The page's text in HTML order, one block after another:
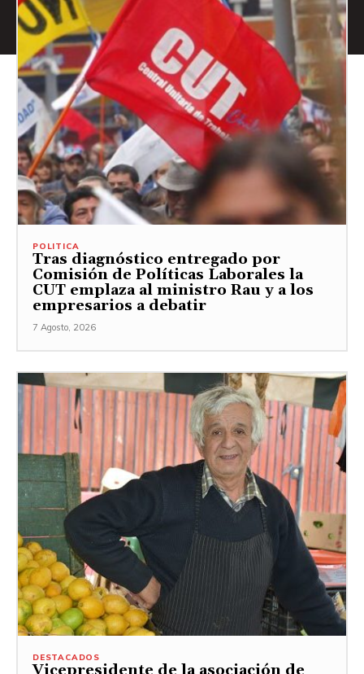
POLITICA
Tras diagnóstico entregado por
Comisión de Políticas Laborales la
CUT emplaza al ministro Rau y a los
empresarios a debatir
7 Agosto, 2026
DESTACADOS